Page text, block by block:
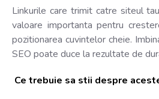
Linkurile care trimit catre siteul
valoare importanta pentru
pozitionarea cuvintelor cheie.
SEO poate duce la rezultate de
Ce trebuie sa stii despre